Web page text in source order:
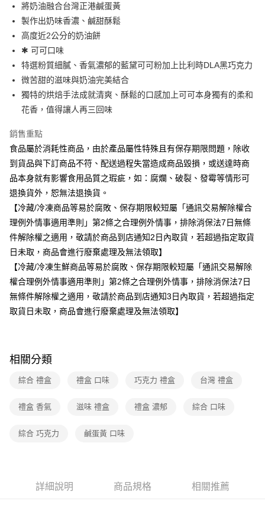
將奶油融合台灣正港鹹蛋黃
製作出奶味香濃、鹹甜酥鬆
高度近2公分的奶油餅
✱ 可可口味
特選粉質細膩、香氣濃郁的藍黛可可粉加上比利時DLA黑巧克力
微苦甜的滋味與奶油完美結合
獨特的烘焙手法成就清爽、酥鬆的口感加上可可本身獨有的柔和
花香，值得讓人再三回味
銷售重點
食品屬於消耗性商品，由於產品屬性特殊且有保存期限問題，除收
到貨品與下訂商品不符、配送過程失當造成商品毀損，或送達時商
品本身就有影響食用品質之瑕疵，如：腐爛、破裂、發霉等情形可
退換貨外，恕無法退換貨。
【冷藏/冷凍商品等易於腐敗、保存期限較短屬「通訊交易解除權合
理例外情事適用準則」第2條之合理例外情事，排除消保法7日無條
件解除權之適用，敬請於商品到店通知2日內取貨，若超過指定取貨
日未取，商品會進行廢棄處理及無法領取】
【冷藏/冷凍生鮮商品等易於腐敗、保存期限較短屬「通訊交易解除
權合理例外情事適用準則」第2條之合理例外情事，排除消保法7日
無條件解除權之適用，敬請於商品到店通知3日內取貨，若超過指定
取貨日未取，商品會進行廢棄處理及無法領取】
相關分類
綜合 禮盒 禮盒 口味 巧克力 禮盒 台灣 禮盒
禮盒 香氣 滋味 禮盒 禮盒 濃郁 綜合 口味
綜合 巧克力 鹹蛋黃 口味
詳細說明 商品規格 相關推薦